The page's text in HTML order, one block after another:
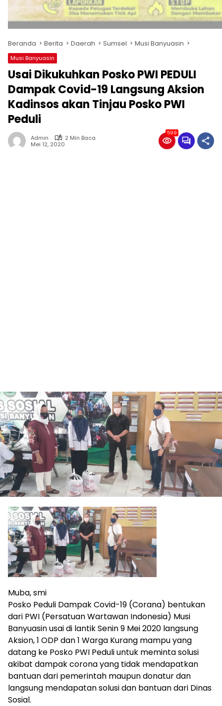
Beranda Berita Daerah Sumsel Musi Banyuasin
Musi Banyuasin
Usai Dikukuhkan Posko PWI PEDULI
Dampak Covid-19 Langsung Aksion
Kadinsos akan Tinjau Posko PWI
Peduli
Admin
2 Min Baca
Mei 12, 2020
599
Muba, smi
Posko Peduli Dampak Covid-19 (Corana) bentukan
dari PWI (Persatuan Wartawan Indonesia) Musi
Banyuasin usai di lantik Senin 9 Mei 2020 langsung
Aksion, 1 ODP dan 1 Warga Kurang mampu yang
datang ke Posko PWI Peduli untuk meminta solusi
akibat dampak corona yang tidak mendapatkan
bantuan dari pemerintah maupun donatur dan
langsung mendapatan solusi dan bantuan dari Dinas
Sosial.